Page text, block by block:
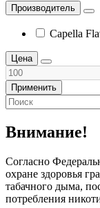
Производитель
Capella
Цена
Применить
Внимание!
Согласно
охране здоровья
табачного дыма,
потребления